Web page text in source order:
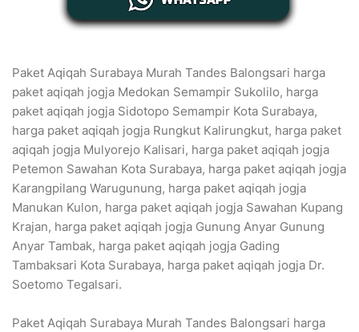
Paket Aqiqah Surabaya Murah Tandes Balongsari harga
paket aqiqah jogja Medokan Semampir Sukolilo, harga
paket aqiqah jogja Sidotopo Semampir Kota Surabaya,
harga paket aqiqah jogja Rungkut Kalirungkut, harga paket
aqiqah jogja Mulyorejo Kalisari, harga paket aqiqah jogja
Petemon Sawahan Kota Surabaya, harga paket aqiqah jogja
Karangpilang Warugunung, harga paket aqiqah jogja
Manukan Kulon, harga paket aqiqah jogja Sawahan Kupang
Krajan, harga paket aqiqah jogja Gunung Anyar Gunung
Anyar Tambak, harga paket aqiqah jogja Gading
Tambaksari Kota Surabaya, harga paket aqiqah jogja Dr.
Soetomo Tegalsari.
Paket Aqiqah Surabaya Murah Tandes Balongsari harga